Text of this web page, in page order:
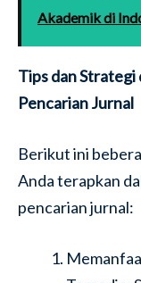
Akademik di
Tips dan
Pencarian Jurnal
Berikut ini
Anda terapkan
pencarian jurnal: